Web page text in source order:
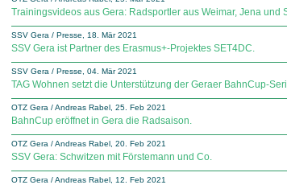
Trainingsvideos aus Gera: Radsportler aus Weimar, Jena und
SSV Gera / Presse, 18. Mär 2021
SSV Gera ist Partner des Erasmus+-Projektes SET4DC.
SSV Gera / Presse, 04. Mär 2021
TAG Wohnen setzt die Unterstützung der Geraer BahnCup-
OTZ Gera / Andreas Rabel, 25. Feb 2021
BahnCup eröffnet in Gera die Radsaison.
OTZ Gera / Andreas Rabel, 20. Feb 2021
SSV Gera: Schwitzen mit Förstemann und Co.
OTZ Gera / Andreas Rabel, 12. Feb 2021